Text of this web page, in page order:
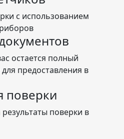
с использованием
остается полный
предоставления в
поверки
поверки в